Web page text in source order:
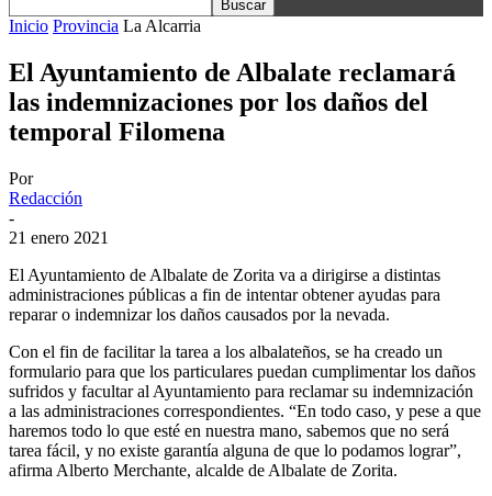
Inicio Provincia La Alcarria
El Ayuntamiento de Albalate reclamará
las indemnizaciones por los daños del
temporal Filomena
Por
Redacción
-
21 enero 2021
El Ayuntamiento de Albalate de Zorita va a dirigirse a distintas
administraciones públicas a fin de intentar obtener ayudas para
reparar o indemnizar los daños causados por la nevada.
Con el fin de facilitar la tarea a los albalateños, se ha creado un
formulario para que los particulares puedan cumplimentar los daños
sufridos y facultar al Ayuntamiento para reclamar su indemnización
a las administraciones correspondientes. “En todo caso, y pese a que
haremos todo lo que esté en nuestra mano, sabemos que no será
tarea fácil, y no existe garantía alguna de que lo podamos lograr”,
afirma Alberto Merchante, alcalde de Albalate de Zorita.